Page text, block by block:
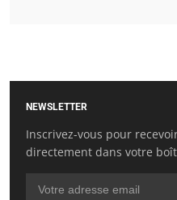
NEWSLETTER
Inscrivez-vous pour
directement dans votre